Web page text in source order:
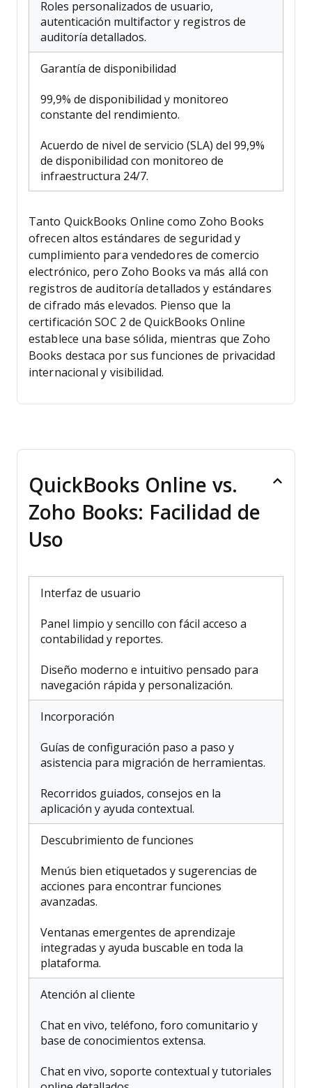
Roles personalizados de usuario,
autenticación multifactor y registros de
auditoría detallados.
Garantía de disponibilidad
99,9% de disponibilidad y monitoreo
constante del rendimiento.
Acuerdo de nivel de servicio (SLA) del 99,9%
de disponibilidad con monitoreo de
infraestructura 24/7.
Tanto QuickBooks Online como Zoho Books
ofrecen altos estándares de seguridad y
cumplimiento para vendedores de comercio
electrónico, pero Zoho Books va más allá con
registros de auditoría detallados y estándares
de cifrado más elevados. Pienso que la
certificación SOC 2 de QuickBooks Online
establece una base sólida, mientras que Zoho
Books destaca por sus funciones de privacidad
internacional y visibilidad.
QuickBooks Online vs.
Zoho Books: Facilidad de
Uso
Interfaz de usuario
Panel limpio y sencillo con fácil acceso a
contabilidad y reportes.
Diseño moderno e intuitivo pensado para
navegación rápida y personalización.
Incorporación
Guías de configuración paso a paso y
asistencia para migración de herramientas.
Recorridos guiados, consejos en la
aplicación y ayuda contextual.
Descubrimiento de funciones
Menús bien etiquetados y sugerencias de
acciones para encontrar funciones
avanzadas.
Ventanas emergentes de aprendizaje
integradas y ayuda buscable en toda la
plataforma.
Atención al cliente
Chat en vivo, teléfono, foro comunitario y
base de conocimientos extensa.
Chat en vivo, soporte contextual y tutoriales